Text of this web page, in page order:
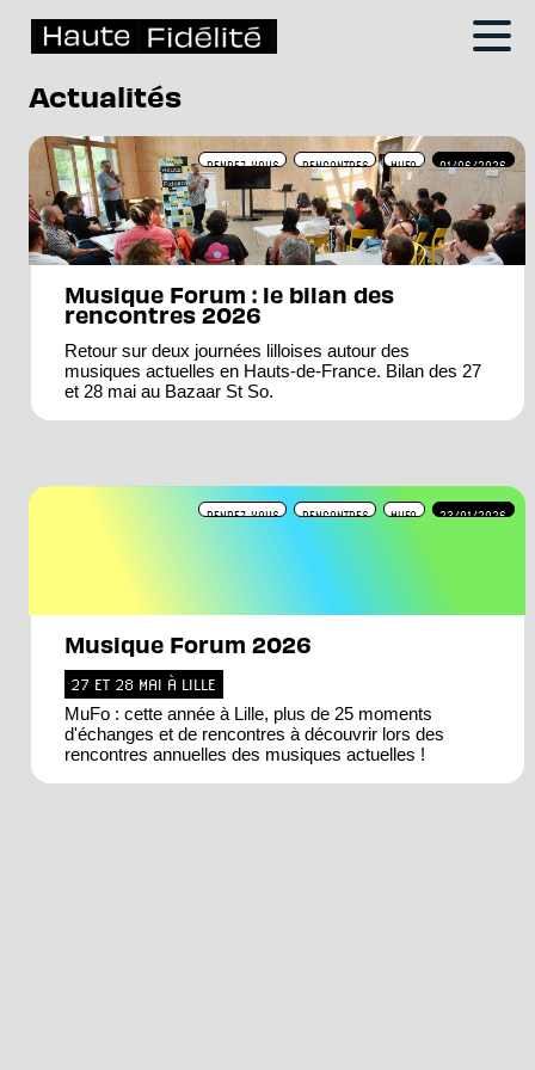
Actualités
RENDEZ-VOUS RENCONTRES MUFO 01/06/2026
Musique Forum : le bilan des
rencontres 2026
Retour sur deux journées lilloises autour des
musiques actuelles en Hauts-de-France. Bilan des 27
et 28 mai au Bazaar St So.
RENDEZ-VOUS RENCONTRES MUFO 23/01/2026
Musique Forum 2026
27 ET 28 MAI À LILLE
MuFo : cette année à Lille, plus de 25 moments
d'échanges et de rencontres à découvrir lors des
rencontres annuelles des musiques actuelles !